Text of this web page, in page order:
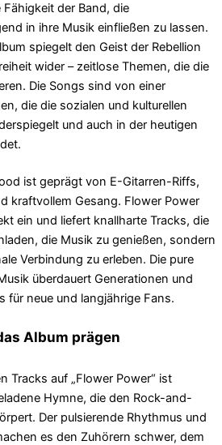
Fähigkeit der Band, die
in ihre Musik einfließen zu lassen.
spiegelt den Geist der Rebellion
wider – zeitlose Themen, die die
Die Songs sind von einer
die die sozialen und kulturellen
und auch in der heutigen
ist geprägt von E-Gitarren-Riffs,
kraftvollem Gesang. Flower Power
ein und liefert knallharte Tracks, die
die Musik zu genießen, sondern
Verbindung zu erleben. Die pure
überdauert Generationen und
für neue und langjährige Fans.
Album prägen
Tracks auf „Flower Power“ ist
Hymne, die den Rock-and-
Der pulsierende Rhythmus und
es den Zuhörern schwer, dem